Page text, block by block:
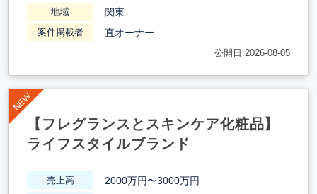
地域 関東
案件掲載者 直オーナー
公開日:2026-08-05
【フレグランスとスキンケア化粧品】
ライフスタイルブランド
売上高 2000万円〜3000万円